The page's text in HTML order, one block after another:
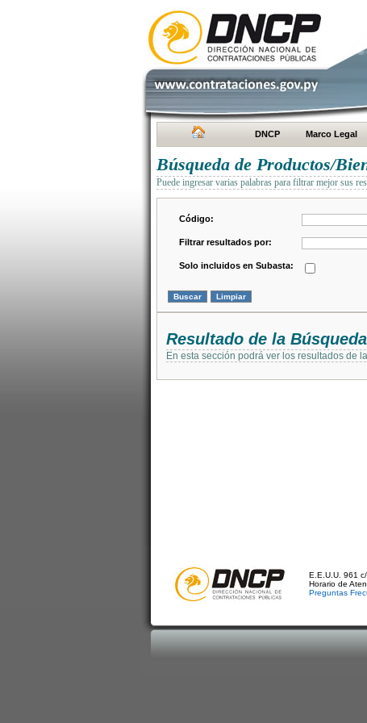
DNCP Marco Legal
Búsqueda de Productos/
Puede ingresar varias palabras para filtrar mejor sus
Código:
Filtrar resultados por:
Solo incluidos en Subasta:
Resultado de la Búsqueda
En esta sección podrá ver los resultados de
E.E.U.U. 961
Horario de
Preguntas